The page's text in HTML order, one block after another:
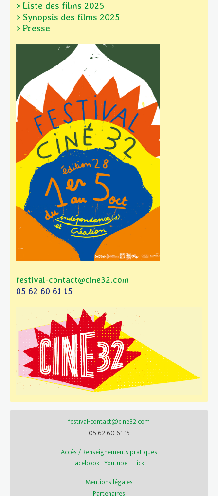
> Liste des films 2025
> Synopsis des films 2025
> Presse
festival-contact@cine32.com
05 62 60 61 15
festival-contact@cine32.com
05 62 60 61 15
Accès / Renseignements pratiques
Facebook-Youtube-Flickr
Mentions légales
Partenaires